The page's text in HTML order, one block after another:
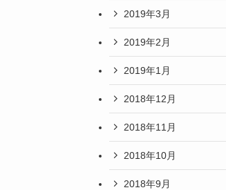
2019年3月
2019年2月
2019年1月
2018年12月
2018年11月
2018年10月
2018年9月